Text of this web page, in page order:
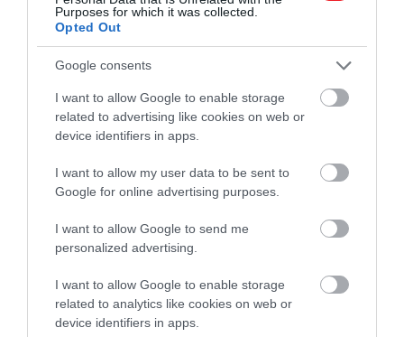
Purposes for which it was collected.
Opted Out
Google consents
I want to allow Google to enable storage
related to advertising like cookies on web or
device identifiers in apps.
I want to allow my user data to be sent to
Google for online advertising purposes.
I want to allow Google to send me
personalized advertising.
I want to allow Google to enable storage
related to analytics like cookies on web or
device identifiers in apps.
Főzőlap
Ilse Driessen / Unsplash
Mikroműanyag a reggeli kávéban? Amit
az elviteles poharakról tudni érdemes
5. Nem keverjük meg a kávét töltés előtt
nem egyenletes: az elején sűrűbb, a végén hígabb
kávé készül. Ha több csészébe töltünk anélkül, hogy